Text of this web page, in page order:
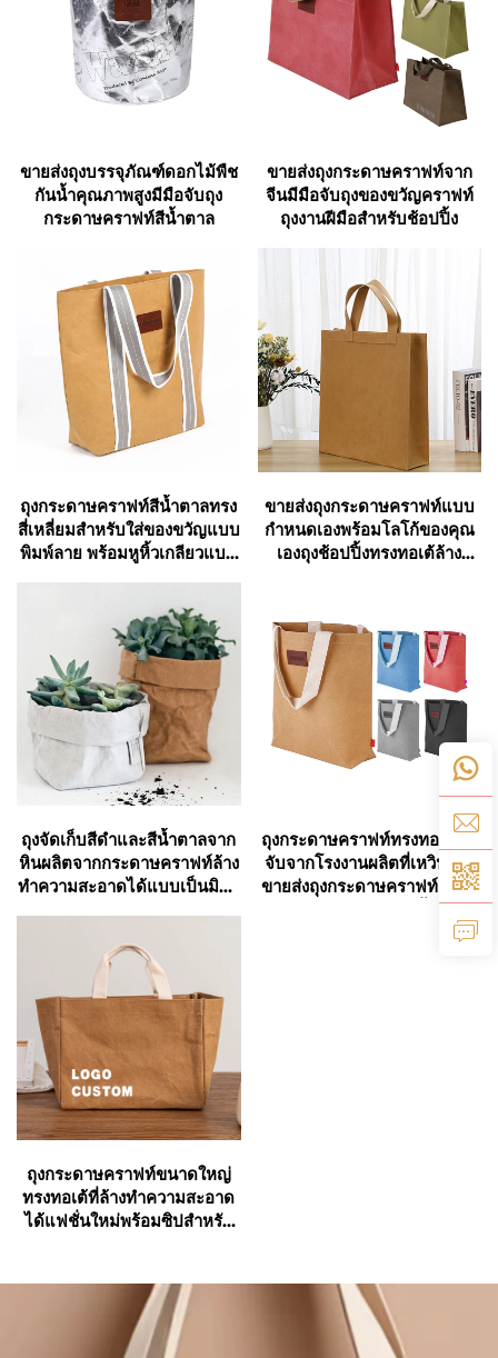
ขายส่งถุงบรรจุภัณฑ์ดอกไม้พืช
กันน้ำคุณภาพสูงมีมือจับถุง
กระดาษคราฟท์สีน้ำตาล
ขายส่งถุงกระดาษคราฟท์จาก
จีนมีมือจับถุงของขวัญคราฟท์
ถุงงานฝีมือสำหรับช้อปปิ้ง
ถุงกระดาษคราฟท์สีน้ำตาลทรง
สี่เหลี่ยมสำหรับใส่ของขวัญแบบ
พิมพ์ลาย พร้อมหูหิ้วเกลียวแบบ
ขายส่งถุงกระดาษคราฟท์แบบ
กำหนดเองพร้อมโลโก้ของคุณ
เองถุงช้อปปิ้งทรงทอเต้ล้าง
ถุงจัดเก็บสีดำและสีน้ำตาลจาก
หินผลิตจากกระดาษคราฟท์ล้าง
ทำความสะอาดได้แบบเป็นมิตร
ถุงกระดาษคราฟท์ทรงทอเต้มือ
จับจากโรงงานผลิตที่เหวินโจว
ขายส่งถุงกระดาษคราฟท์ธรรม
ถุงกระดาษคราฟท์ขนาดใหญ่
ทรงทอเต้ที่ล้างทำความสะอาด
ได้แฟชั่นใหม่พร้อมซิปสำหรับ